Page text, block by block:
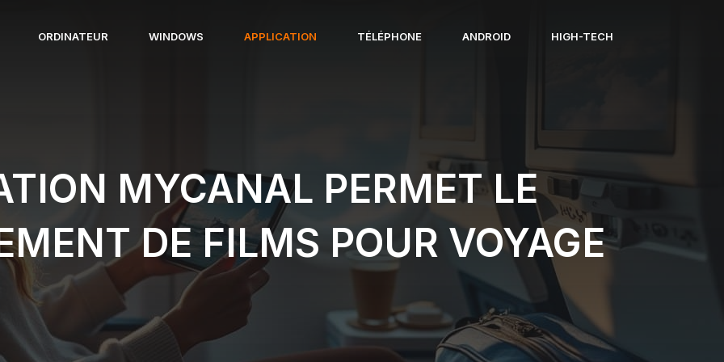
ORDINATEUR WINDOWS APPLICATION TÉLÉPHONE ANDROID HIGH-TECH
MYCANAL PERMET LE
DE FILMS POUR VOYAGE